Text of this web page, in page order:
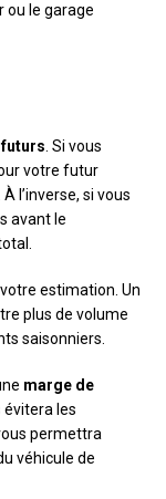
ou le garage
. Si vous
votre futur
l’inverse, si vous
avant le
estimation. Un
plus de volume
saisonniers.
marge de
évitera les
permettra
véhicule de